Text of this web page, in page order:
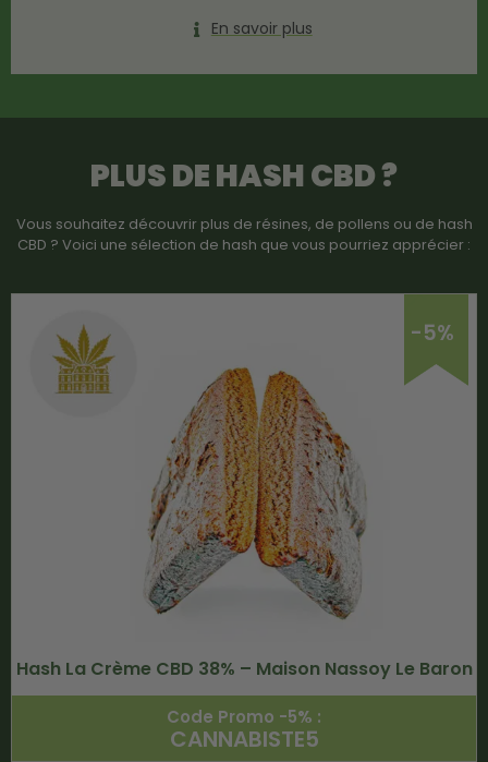
En savoir plus
PLUS DE HASH CBD ?
Vous souhaitez découvrir plus de résines, de pollens ou de hash
CBD ? Voici une sélection de hash que vous pourriez apprécier :
-5%
Hash La Crème CBD 38% – Maison Nassoy Le Baron
Code Promo -5% :
CANNABISTE5